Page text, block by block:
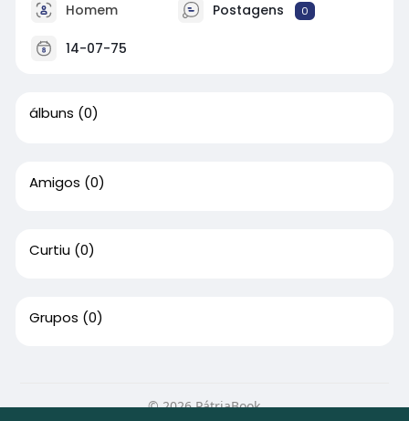
Homem Postagens 0
14-07-75
álbuns (0)
Amigos (0)
Curtiu (0)
Grupos (0)
© 2026 PátriaBook